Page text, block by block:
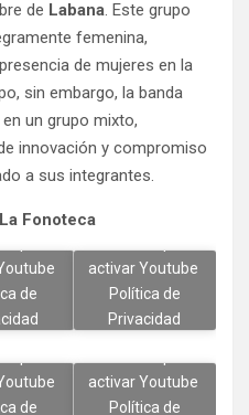
de Labana. Este grupo
femenina,
de mujeres en la
sin embargo, la banda
un grupo mixto,
innovación y compromiso
a sus integrantes.
Fonoteca
de
de
de
activar Youtube
Política de
Privacidad
Estoy de
acuerdo
de
de
«Estoy de
activar Youtube
Política de